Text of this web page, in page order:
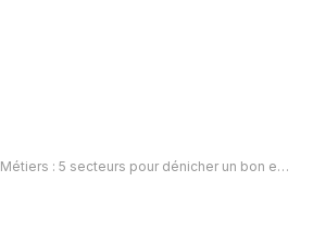
Métiers : 5 secteurs pour dénicher un bon emploi